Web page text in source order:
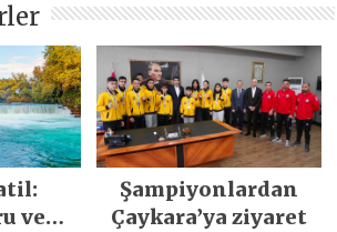
ve
Şampiyonlardan
Çaykara’ya ziyaret